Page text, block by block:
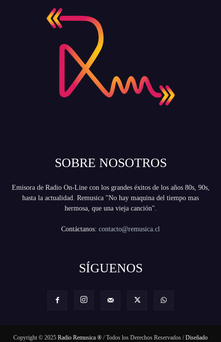
SOBRE NOSOTROS
Emisora de Radio On-Line con los grandes éxitos de los años 80s, 90s,
hasta la actualidad. Remusica "No hay maquina del tiempo mas
hermosa, que una vieja canción".
Contáctanos: contacto@remusica.cl
SÍGUENOS
Copyright © 2025 Radio Remusica ® / Todos los Derechos Reservados /Diseñado